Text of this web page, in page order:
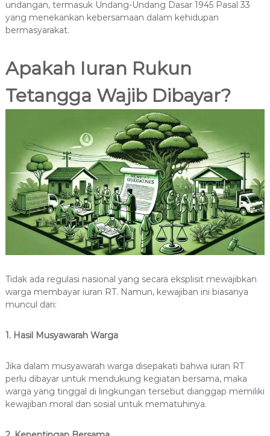
undangan, termasuk Undang-Undang Dasar 1945 Pasal 33
yang menekankan kebersamaan dalam kehidupan
bermasyarakat.
Apakah Iuran Rukun
Tetangga Wajib Dibayar?
Tidak ada regulasi nasional yang secara eksplisit mewajibkan
warga membayar iuran RT. Namun, kewajiban ini biasanya
muncul dari:
1. Hasil Musyawarah Warga
Jika dalam musyawarah warga disepakati bahwa iuran RT
perlu dibayar untuk mendukung kegiatan bersama, maka
warga yang tinggal di lingkungan tersebut dianggap memiliki
kewajiban moral dan sosial untuk mematuhinya.